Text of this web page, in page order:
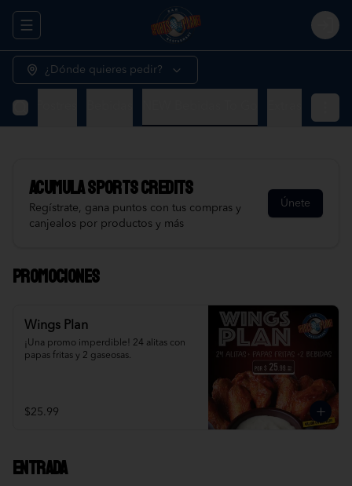
Abrir menu de navegación
¿Dónde quieres pedir?
AcumulaSports Credits
Regístrate, gana puntos con tus compras y
canjealos por productos y más
Únete
Promociones
Wings Plan
¡Una promo imperdible! 24 alitas con
papas fritas y 2 gaseosas.
$25.99
Entrada